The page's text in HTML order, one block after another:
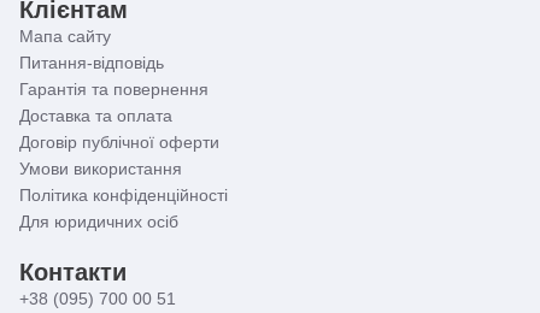
Клієнтам
Мапа сайту
Питання-відповідь
Гарантія та повернення
Доставка та оплата
Договір публічної оферти
Умови використання
Політика конфіденційності
Для юридичних осіб
Контакти
+38 (095) 700 00 51